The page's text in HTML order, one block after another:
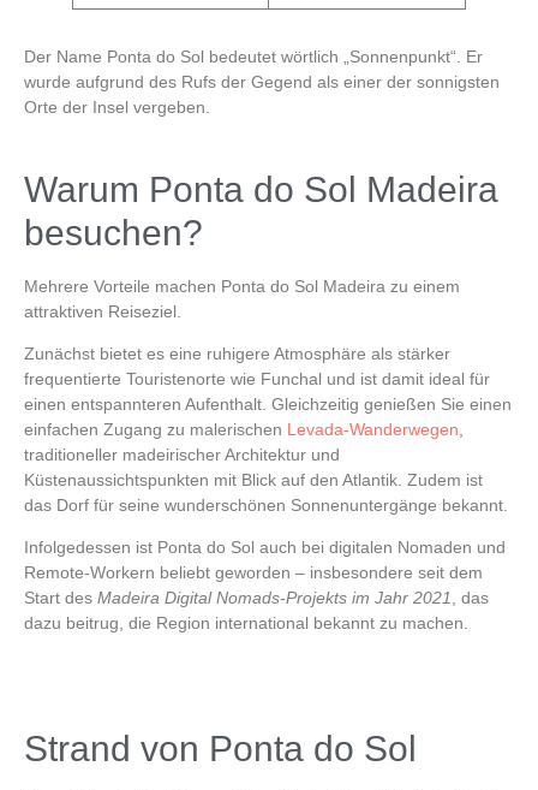
Der Name Ponta do Sol bedeutet wörtlich „Sonnenpunkt“. Er
wurde aufgrund des Rufs der Gegend als einer der sonnigsten
Orte der Insel vergeben.
Warum Ponta do Sol Madeira
besuchen?
Mehrere Vorteile machen Ponta do Sol Madeira zu einem
attraktiven Reiseziel.
Zunächst bietet es eine ruhigere Atmosphäre als stärker
frequentierte Touristenorte wie Funchal und ist damit ideal für
einen entspannteren Aufenthalt. Gleichzeitig genießen Sie einen
einfachen Zugang zu malerischen Levada-Wanderwegen
traditioneller madeirischer Architektur und
Küstenaussichtspunkten mit Blick auf den Atlantik. Zudem ist
das Dorf für seine wunderschönen Sonnenuntergänge bekannt.
Infolgedessen ist Ponta do Sol auch bei digitalen Nomaden und
Remote-Workern beliebt geworden – insbesondere seit dem
Start des Madeira Digital Nomads-Projekts im Jahr 2021, das
dazu beitrug, die Region international bekannt zu machen.
Strand von Ponta do Sol